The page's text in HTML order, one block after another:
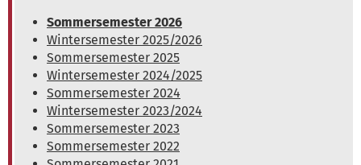
Sommersemester 2026
Wintersemester 2025/2026
Sommersemester 2025
Wintersemester 2024/2025
Sommersemester 2024
Wintersemester 2023/2024
Sommersemester 2023
Sommersemester 2022